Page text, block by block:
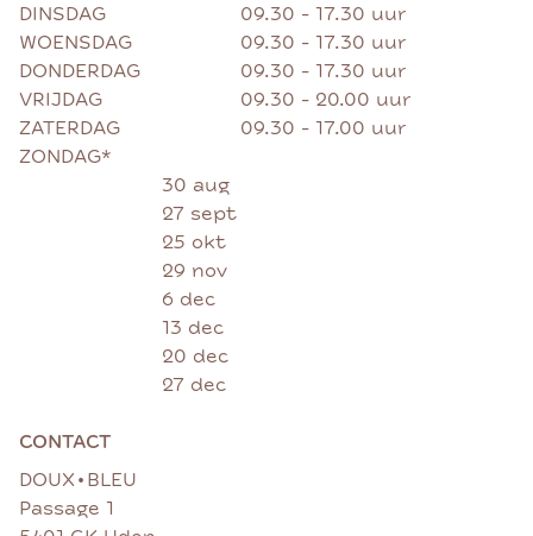
DINSDAG
09.30 - 17.30 uur
WOENSDAG
09.30 - 17.30 uur
DONDERDAG
09.30 - 17.30 uur
VRIJDAG
09.30 - 20.00 uur
ZATERDAG
09.30 - 17.00 uur
ZONDAG*
30 aug
27 sept
25 okt
29 nov
6 dec
13 dec
20 dec
27 dec
CONTACT
DOUX • BLEU
Passage 1